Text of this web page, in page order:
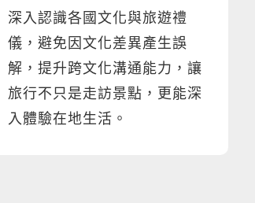
深入認識各國文化與旅遊禮
儀，避免因文化差異產生誤
解，提升跨文化溝通能力，讓
旅行不只是走訪景點，更能深
入體驗在地生活。